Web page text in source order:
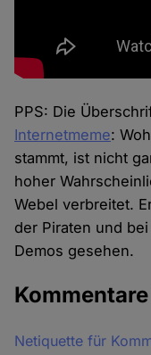
PPS: Die
Internetmeme:
stammt, ist nicht
hoher
Webel verbreitet.
der Piraten und
Demos gesehen.
Kommentare
Netiquette für